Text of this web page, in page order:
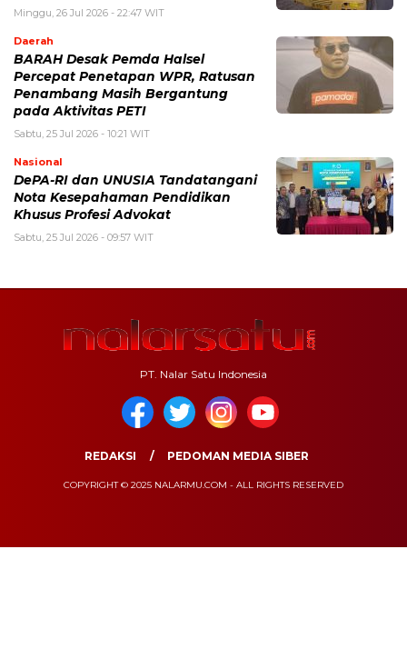
Minggu, 26 Jul 2026 - 22:47 WIT
Daerah
BARAH Desak Pemda Halsel
Percepat Penetapan WPR, Ratusan
Penambang Masih Bergantung
pada Aktivitas PETI
Sabtu, 25 Jul 2026 - 10:21 WIT
Nasional
DePA-RI dan UNUSIA Tandatangani
Nota Kesepahaman Pendidikan
Khusus Profesi Advokat
Sabtu, 25 Jul 2026 - 09:57 WIT
PT. Nalar Satu Indonesia
REDAKSI PEDOMAN MEDIA SIBER
COPYRIGHT © 2025 NALARMU.COM - ALL RIGHTS RESERVED